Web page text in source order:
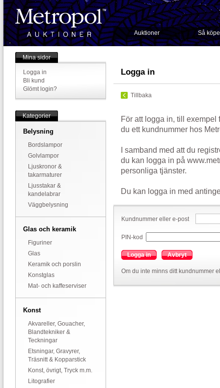
Auktioner Så
Mina sidor
Logga in
Bli kund
Glömt login?
Kategorier
Belysning
Bordslampor
Golvlampor
Ljuskronor &
takarmaturer
Ljusstakar &
kandelabrar
Väggbelysning
Glas och keramik
Figuriner
Glas
Keramik och porslin
Konstglas
Mat- och kaffeserviser
Konst
Akvareller, Gouacher,
Blandtekniker &
Teckningar
Etsningar, Gravyrer,
Träsnitt & Kopparstick
Konst, övrigt, Tryck m.m.
Litografier
Logga in
Tillbaka
För att logga in, till exempel
du ett kundnummer hos
I samband med att du
du kan logga in på
personliga tjänster.
Du kan logga in med
Kundnummer eller e-post
PIN-kod
Logga in Avbryt
Om du inte minns ditt kundnummer